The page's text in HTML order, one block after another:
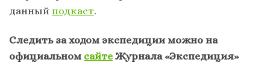
данный подкаст.
Следить за ходом экспедиции можно на
официальном сайте Журнала «Экспедиция»